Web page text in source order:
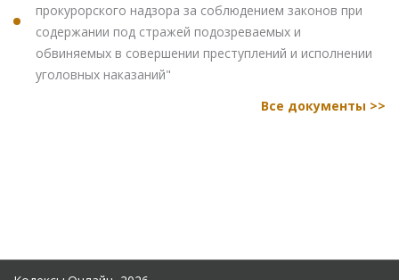
прокурорского надзора за соблюдением законов при
содержании под стражей подозреваемых и
обвиняемых в совершении преступлений и исполнении
уголовных наказаний"
Все документы >>